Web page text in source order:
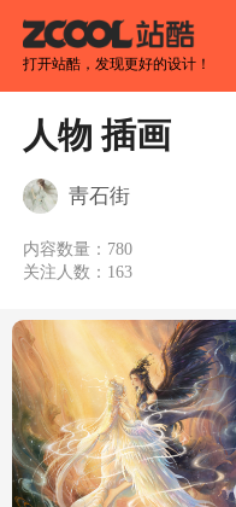
打开站酷，发现更好的设计！
人物 插画
靑石街
内容数量： 780
关注人数： 163